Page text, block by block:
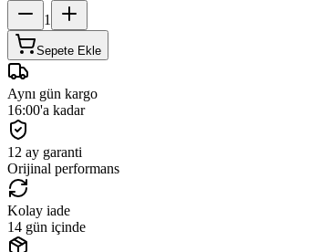
1
Sepete Ekle
Aynı gün kargo
16:00'a kadar
12 ay garanti
Orijinal performans
Kolay iade
14 gün içinde